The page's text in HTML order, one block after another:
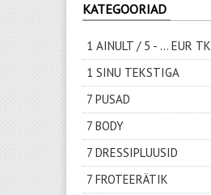
KATEGOORIAD
1 AINULT / 5 - ... EUR TK
1 SINU TEKSTIGA
7 PUSAD
7 BODY
7 DRESSIPLUUSID
7 FROTEERÄTIK